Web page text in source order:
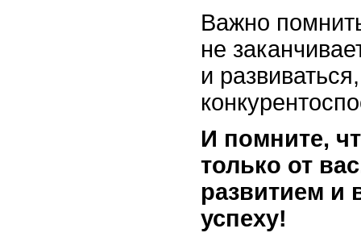
Важно
не
и
И помните,
только от
развитием и
успеху!